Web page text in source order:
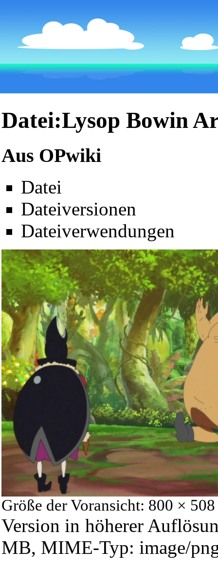
Datei:Lysop Bowin
Aus OPwiki
Datei
Dateiversionen
Dateiverwendungen
Größe der Voransicht: 800 ×
Version in höherer
MB, MIME-Typ: image/